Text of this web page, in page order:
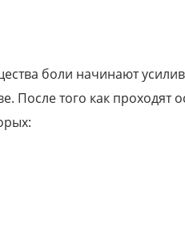
боли начинают
После того как проходят